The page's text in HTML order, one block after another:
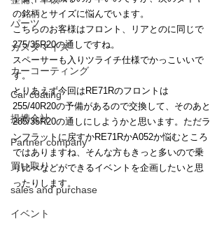
パーツ
カスタマイズ
カーコーティング
Car coating
提携会社
Partner company
買い取り
sales and purchase
イベント
の銘柄とサイズに悩んでいます。
こちらのお客様はフロント、リアとのに同じで
275/35R20の通しですね。
スペーサーも入りツライチ仕様でかっこいいで
す。
とりあえず今回はRE71Rのフロントは
255/40R20の予備があるので交換して、そのあと
285/35R20の通しにしようかと思います。ただラ
ンフラットに戻すかRE71RかA052か悩むところ
ではありますね、そんな方もきっと多いので乗
り比べなどができるイベントを企画したいと思
ったりします。